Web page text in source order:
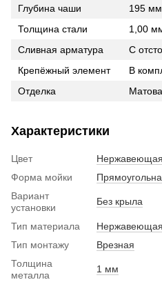
Глубина чаши
195 мм
Толщина стали
1,00
Сливная арматура
С
Крепёжный элемент
В
Отделка
Характеристики
Цвет
Форма мойки
Вариант
установки
Без крыла
Тип материала
Тип монтажу
Врезная
Толщина
металла
1 мм